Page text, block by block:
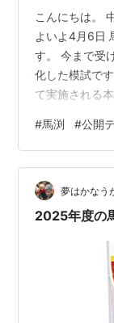
こんにちは。
よいよ4月6日
す。 今まで受
化した模試で
て実施される
※塾生はお金を
様、一応試験
範囲 ほぼ今ま
が、社会や理
ので、参考に
#馬渕 #公開
夢はかなう
2025年度の